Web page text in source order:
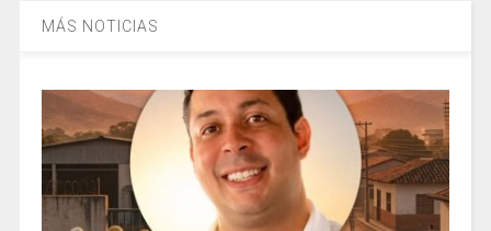
MÁS NOTICIAS